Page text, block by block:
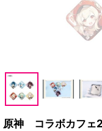
原神 コラボカフェ